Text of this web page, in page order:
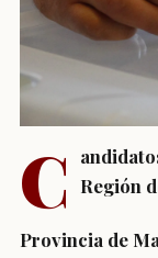
C
Región
Provincia de